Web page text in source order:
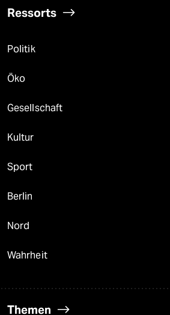
Ressorts
Politik
Öko
Gesellschaft
Kultur
Sport
Berlin
Nord
Wahrheit
Themen